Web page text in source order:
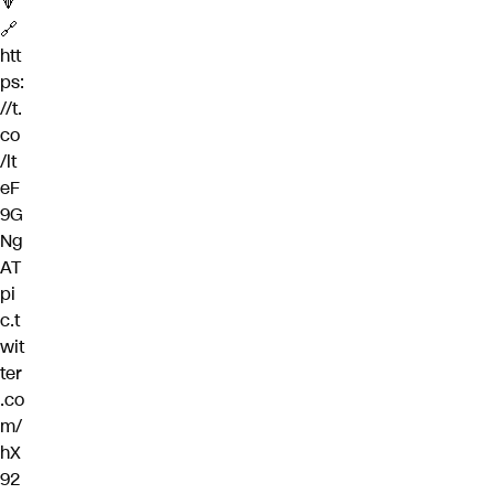
🔗
htt
ps:
//t.
co
/lt
eF
9G
Ng
AT
pi
c.t
wit
ter
.co
m/
hX
92